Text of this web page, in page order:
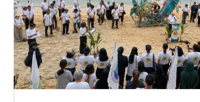
คณะผู้บริหาร
เจ้าหน้าที่
วิถีเรา
ขยะชุมชน-ขยะอา
ขยะพลาสติก
ฝุ่น PM2.5
ฉลากเขียว
ฉลากสิ่งแวดล้อ
บริการที่เป็นมิตรกับสิ่ง
ทรัพยากรธรรมชาติ
ทรัพยากรทางบ
ทรัพยากรทางทะเลแล
การเปลี่ยนแปลงสภาพภูมิ
การลดก๊าซเรือนกร
การพัฒนาบุคลากรด้านสิ่ง
คลิปวิดีโอ
เอกสารเผยแพร่
สิ่งพิมพ์จำหน่าย
ข่าวสิ่งแวดล้อม
งาน
ฝึกงาน
ติดต่อเรา